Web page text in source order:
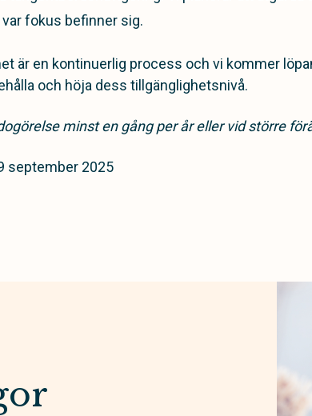
fokus befinner sig.
är en kontinuerlig process och vi kommer
och höja dess tillgänglighetsnivå.
minst en gång per år eller vid större
september 2025